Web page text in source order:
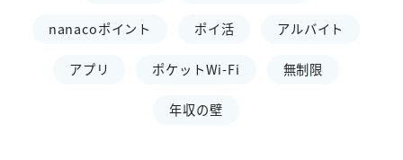
nanacoポイント ポイ活 アルバイト
アプリ ポケットWi-Fi 無制限
年収の壁